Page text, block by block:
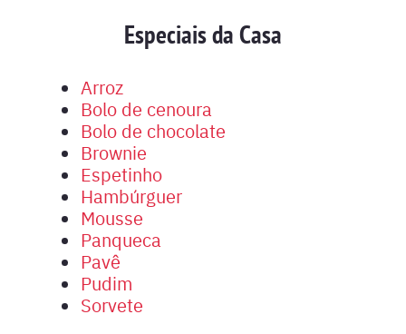
Especiais da Casa
Arroz
Bolo de cenoura
Bolo de chocolate
Brownie
Espetinho
Hambúrguer
Mousse
Panqueca
Pavê
Pudim
Sorvete